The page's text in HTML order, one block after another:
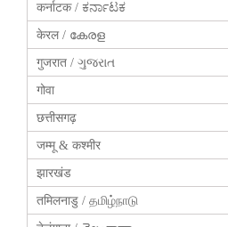
कर्नाटक / ಕರ್ನಾಟಕ
केरल / കേരള
गुजरात / ગુજરાત
गोवा
छत्तीसगढ़
जम्मू & कश्मीर
झारखंड
तमिलनाडु / தமிழ்நாடு